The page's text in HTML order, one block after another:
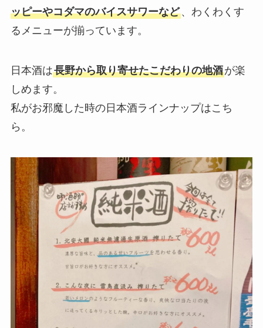
ッピーやコダマのバイスサワーなど、わくわくす
るメニューが揃っています。
日本酒は長野から取り寄せたこだわりの地酒が楽
しめます。
私がお邪魔した時の日本酒ラインナップはこち
ら。